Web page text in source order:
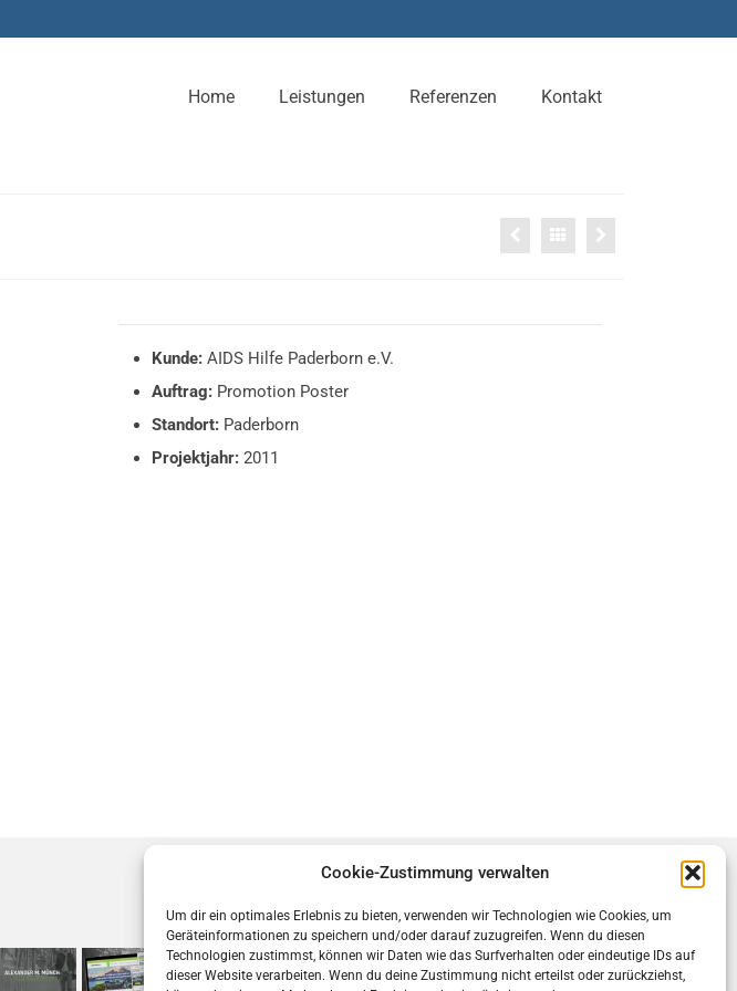
Cookie-Zustimmung verwalten
Um dir ein optimales Erlebnis zu bieten, verwenden wir Technologien wie Cookies, um
Geräteinformationen zu speichern und/oder darauf zuzugreifen. Wenn du diesen
Technologien zustimmst, können wir Daten wie das Surfverhalten oder eindeutige IDs auf
dieser Website verarbeiten. Wenn du deine Zustimmung nicht erteilst oder zurückziehst,
Home Leistungen Referenzen Kontakt
Kunde:AIDS Hilfe Paderborn e.V.
Auftrag:Promotion Poster
Standort:Paderborn
Projektjahr:2011
Social